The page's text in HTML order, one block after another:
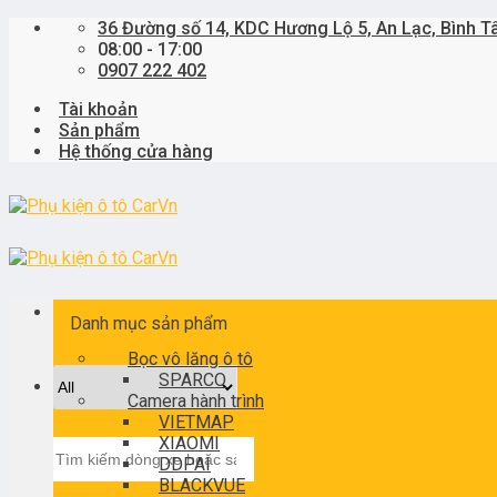
Skip
36 Đường số 14, KDC Hương Lộ 5, An Lạc, Bình
08:00 - 17:00
0907 222 402
Tài khoản
Sản phẩm
Hệ thống cửa hàng
kiếm:
Danh mục sản phẩm
Bọc vô lăng ô tô
SPARCO
Camera hành trình
VIETMAP
XIAOMI
DDPAI
BLACKVUE